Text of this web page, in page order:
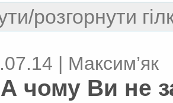
розгорнути
| Максим’як
чому Ви не